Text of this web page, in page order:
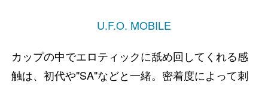
U.F.O. MOBILE
カップの中でエロティックに舐め回してくれる感
触は、初代や"SA"などと一緒。密着度によって刺